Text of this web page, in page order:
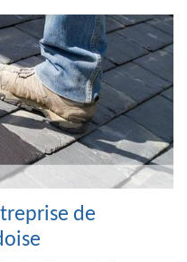
de